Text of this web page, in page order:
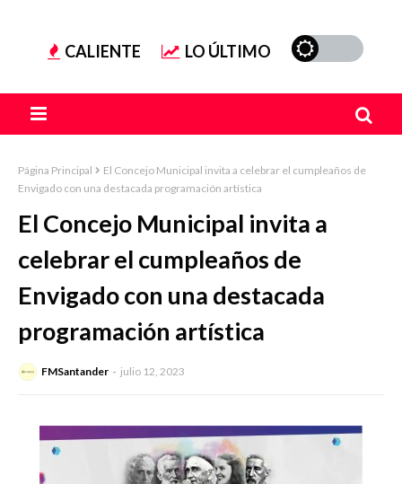
CALIENTE LO ÚLTIMO
Página Principal
El Concejo Municipal invita a celebrar el cumpleaños de
Envigado con una destacada programación artística
El Concejo Municipal invita a
celebrar el cumpleaños de
Envigado con una destacada
programación artística
FMSantander julio 12, 2023